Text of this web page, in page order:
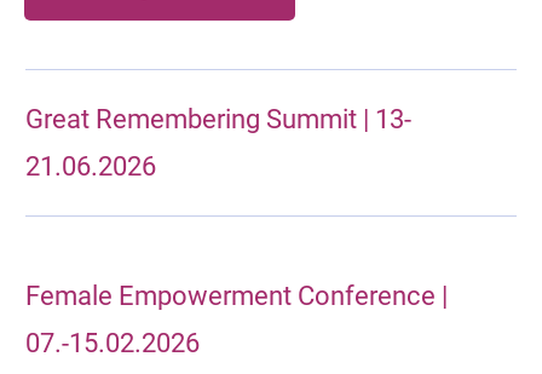
Great Remembering Summit | 13-
21.06.2026
Female Empowerment Conference |
07.-15.02.2026